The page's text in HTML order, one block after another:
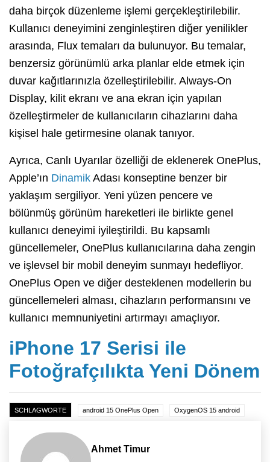
daha birçok düzenleme işlemi gerçekleştirilebilir.
Kullanıcı deneyimini zenginleştiren diğer yenilikler
arasında, Flux temaları da bulunuyor. Bu temalar,
benzersiz görünümlü arka planlar elde etmek için
duvar kağıtlarınızla özelleştirilebilir. Always-On
Display, kilit ekranı ve ana ekran için yapılan
özelleştirmeler de kullanıcıların cihazlarını daha
kişisel hale getirmesine olanak tanıyor.
Ayrıca, Canlı Uyarılar özelliği de eklenerek OnePlus,
Apple’ın Dinamik Adası konseptine benzer bir
yaklaşım sergiliyor. Yeni yüzen pencere ve
bölünmüş görünüm hareketleri ile birlikte genel
kullanıcı deneyimi iyileştirildi. Bu kapsamlı
güncellemeler, OnePlus kullanıcılarına daha zengin
ve işlevsel bir mobil deneyim sunmayı hedefliyor.
OnePlus Open ve diğer desteklenen modellerin bu
güncellemeleri alması, cihazların performansını ve
kullanıcı memnuniyetini artırmayı amaçlıyor.
iPhone 17 Serisi ile
Fotoğrafçılıkta Yeni Dönem
SCHLAGWORTE android 15 OnePlus Open OxygenOS 15 android
Ahmet Timur